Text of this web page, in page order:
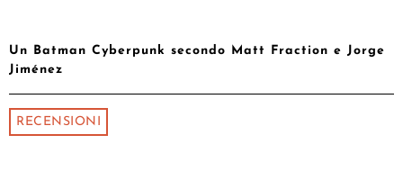
Un Batman Cyberpunk secondo Matt Fraction e Jorge
Jiménez
RECENSIONI